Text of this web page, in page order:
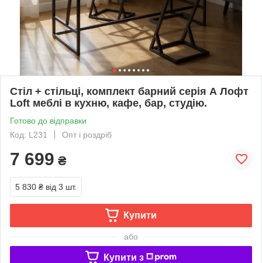
Стiл + стiльцi, комплект барний серiя А Лофт
Loft меблi в кухню, кафе, бар, студiю.
Готово до відправки
Код: L231
Опт і роздріб
7 699 ₴
5 830 ₴ від 3 шт.
Купити
або
Купити з